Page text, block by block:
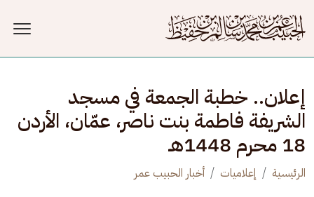
إعلان.. خطبة الجمعة في مسجد
الشريفة فاطمة بنت ناصر، عمّان، الأردن
18 محرم 1448هـ
الرئيسية إعلاميات أخبار الحبيب عمر